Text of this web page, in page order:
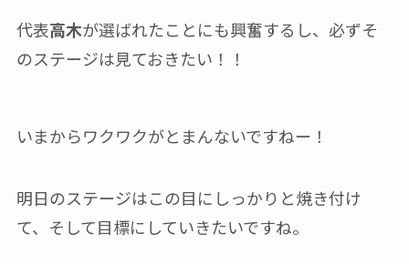
代表高木が選ばれたことにも興奮するし、必ずそ
のステージは見ておきたい！！
いまからワクワクがとまんないですねー！
明日のステージはこの目にしっかりと焼き付け
て、そして目標にしていきたいですね。